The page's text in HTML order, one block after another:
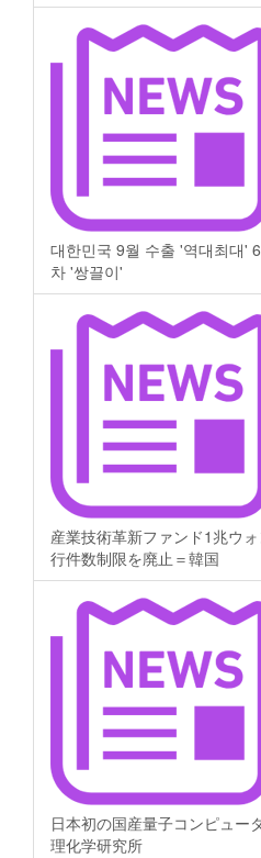
대한민국 9월 수출 '역대최대'
차 '쌍끌이'
産業技術革新ファンド1兆ウ
行件数制限を廃止＝韓国
日本初の国産量子コンピュー
理化学研究所